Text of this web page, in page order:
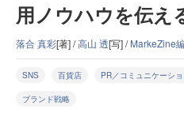
用ノウハウを伝え
落合 真彩[著] /高山 透[写] /MarkeZine
SNS 百貨店 PR／コミュニケーシ
ブランド戦略